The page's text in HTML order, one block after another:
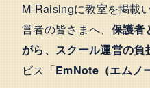
M-Raisingに教室を掲載
営者の皆さまへ、 保護者
がら、スクール運営の負
ビス「EmNote（エムノ